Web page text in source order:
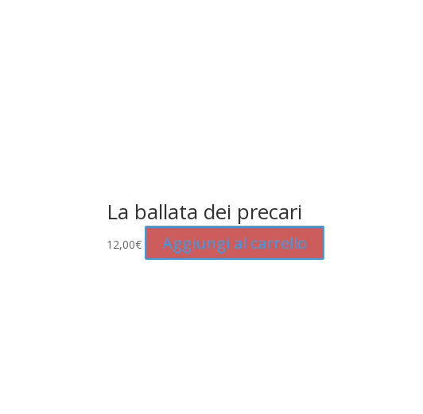
La ballata dei precari
12,00€ Aggiungi al carrello